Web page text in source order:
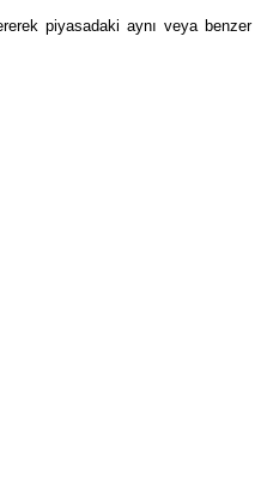
piyasadaki aynı veya benzer